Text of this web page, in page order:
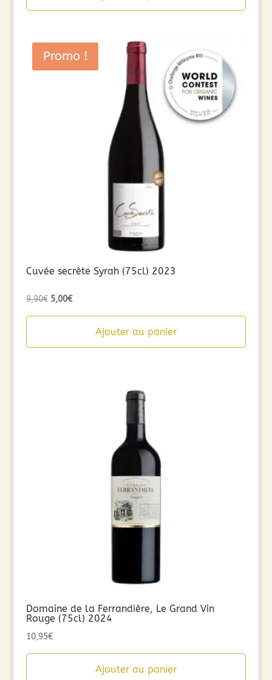
Promo !
Cuvée secrète Syrah (75cl) 2023
9,90€ Le
5,00€Le
Ajouter au panier
Domaine de la Ferrandière, Le Grand Vin
Rouge (75cl) 2024
10,95€
Ajouter au panier